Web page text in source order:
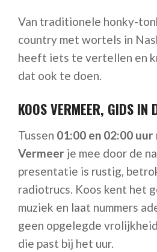
Van traditionele honky-
country met wortels in
heeft iets te vertellen en
dat ook te doen.
KOOS VERMEER, GIDS IN
Tussen 01:00 en 02:00 uur
Vermeer je mee door de
presentatie is rustig,
radiotrucs. Koos kent het
muziek en laat nummers
geen opgelegde
die past bij het uur.